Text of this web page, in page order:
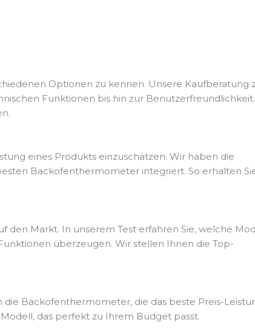
Optionen zu kennen. Unsere Kaufberatung
Funktionen bis hin zur
eines Produkts einzuschätzen. Wir haben die
Backofenthermometer integriert. So erhalten
Markt. In unserem Test erfahren Sie, welche
überzeugen. Wir stellen Ihnen die Top-
Backofenthermometer, die das beste Preis-
das perfekt zu Ihrem Budget passt.